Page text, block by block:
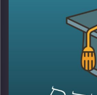
מרכז הנגישות וכישורי
– חונכים בתוכנית,
האדירה של